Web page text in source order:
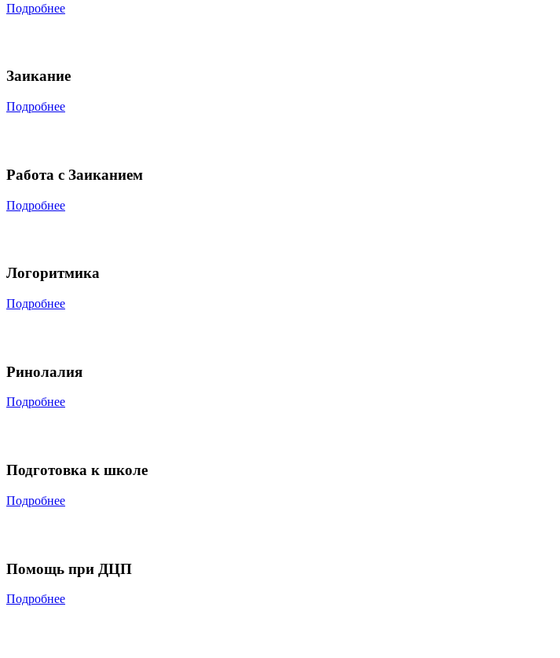
Подробнее
Заикание
Подробнее
Работа с Заиканием
Подробнее
Логоритмика
Подробнее
Ринолалия
Подробнее
Подготовка к школе
Подробнее
Помощь при ДЦП
Подробнее